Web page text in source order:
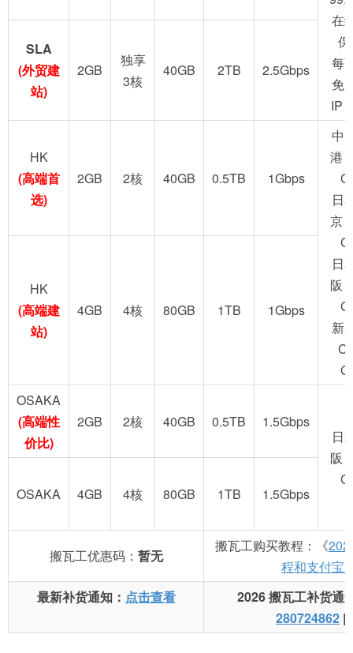
在
每
免
IP
SLA
(外贸建
站)
2GB
独享
3核
40GB 2TB 2.5Gbps
HK
(高端首
选)
2GB 2核 40GB 0.5TB 1Gbps
中
港
日
京
日
阪
新
HK
(高端建
站)
4GB 4核 80GB 1TB 1Gbps
OSAKA
(高端性
价比)
2GB 2核 40GB 0.5TB
1.5Gbps
日
阪
OSAKA
4GB 4核 80GB 1TB 1.5Gbps
搬瓦工优惠码： 暂无
搬瓦工购买教程：《
程和支付宝
最新补货通知： 点击查看
2026 搬瓦工补货通
280724862 |